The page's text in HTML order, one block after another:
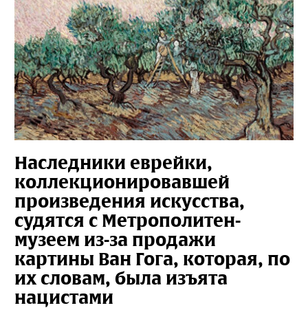
Наследники еврейки,
коллекционировавшей
произведения искусства,
судятся с Метрополитен-
музеем из-за продажи
картины Ван Гога, которая, по
их словам, была изъята
нацистами